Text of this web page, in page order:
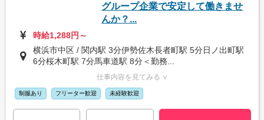
グループ企業で安定して働きませ
んか？...
時給1,288円～
横浜市中区 / 関内駅 3分伊勢佐木長者町駅 5分日ノ出町駅
6分桜木町駅 7分馬車道駅 8分＜勤務...
仕事内容を見てみる ∨
制服あり フリーター歓迎 未経験歓迎